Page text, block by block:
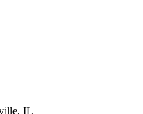
IL